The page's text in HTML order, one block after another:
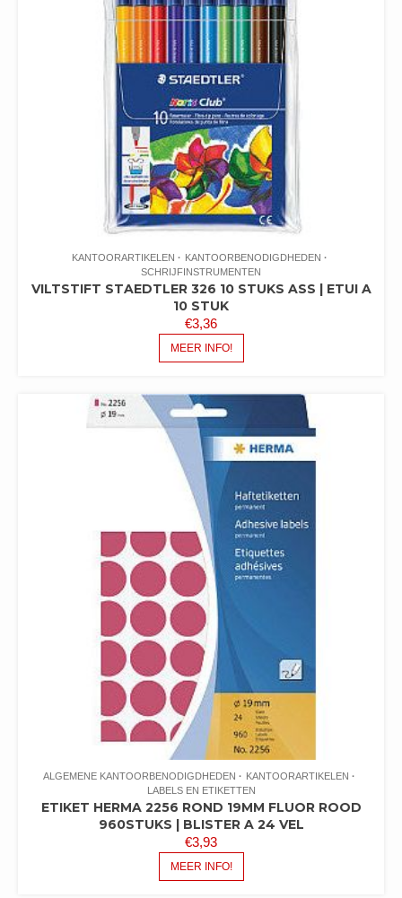
KANTOORARTIKELEN
KANTOORBENODIGDHEDEN
SCHRIJFINSTRUMENTEN
VILTSTIFT STAEDTLER 326 10 STUKS ASS | ETUI A
10 STUK
€3,36
MEER INFO!
ALGEMENE KANTOORBENODIGDHEDEN
KANTOORARTIKELEN
LABELS EN ETIKETTEN
ETIKET HERMA 2256 ROND 19MM FLUOR ROOD
960STUKS | BLISTER A 24 VEL
€3,93
MEER INFO!